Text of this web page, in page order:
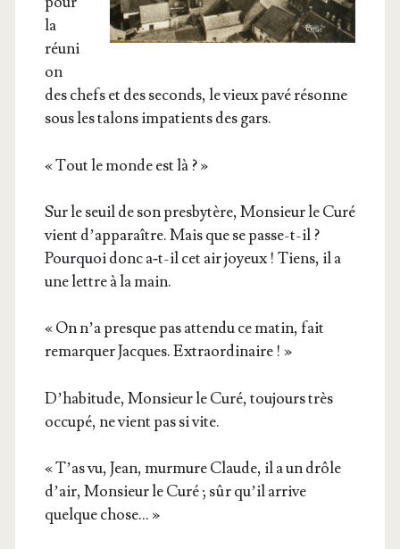
la
réuni
on
des chefs et des seconds, le vieux pavé résonne
sous les talons impa­tients des gars.
« Tout le monde est là ? »
Sur le seuil de son pres­by­tère, Mon­sieur le Curé
vient d’ap­pa­raître. Mais que se passe-t-il ?
Pour­quoi donc a‑t-il cet air joyeux ! Tiens, il a
une lettre à la main.
« On n’a presque pas atten­du ce matin, fait
remar­quer Jacques. Extraordinaire ! »
D’ha­bi­tude, Mon­sieur le Curé, tou­jours très
occu­pé, ne vient pas si vite.
« T’as vu, Jean, mur­mure Claude, il a un drôle
d’air, Mon­sieur le Curé ; sûr qu’il arrive
quelque chose… »